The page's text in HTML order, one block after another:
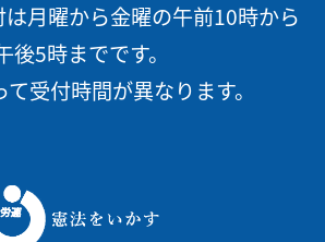
月曜から金曜の午前10時から
後5時までです。
受付時間が異なります。